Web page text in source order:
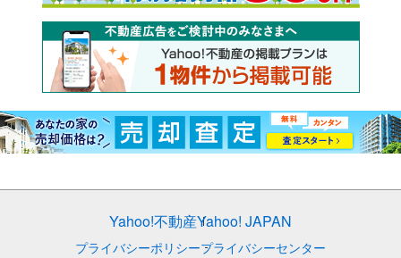
Yahoo!不動産Yahoo! JAPAN
プライバシーポリシープライバシーセンター